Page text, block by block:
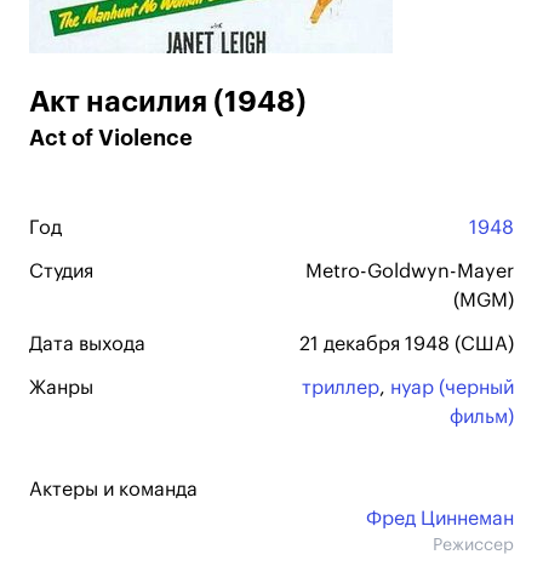
Акт насилия (1948)
Act of Violence
Год 1948
Студия
Metro-Goldwyn-Mayer
(MGM)
Дата выхода 21 декабря 1948 (США)
Жанры триллер, нуар (черный
фильм)
Актеры и команда
Фред Циннеман
Режиссер